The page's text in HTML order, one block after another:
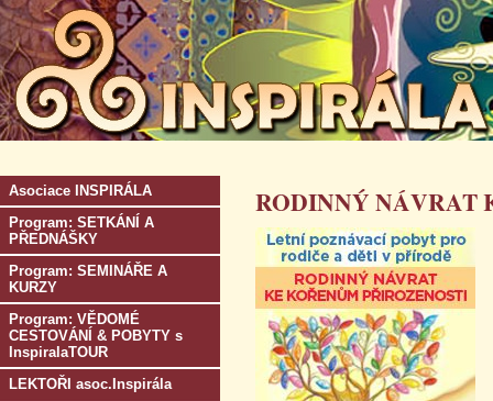
Asociace INSPIRÁLA
Program: SETKÁNÍ A
PŘEDNÁŠKY
Program: SEMINÁŘE A
KURZY
Program: VĚDOMÉ
CESTOVÁNÍ & POBYTY s
InspiralaTOUR
LEKTOŘI asoc.Inspirála
RODINNÝ NÁVRAT